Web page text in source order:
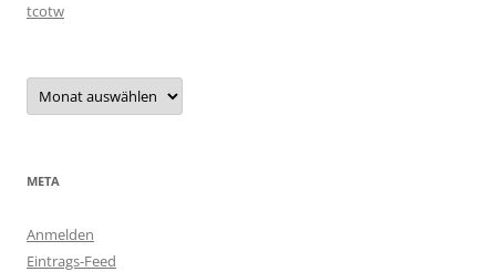
tcotw
Archiv
META
Anmelden
Eintrags-Feed